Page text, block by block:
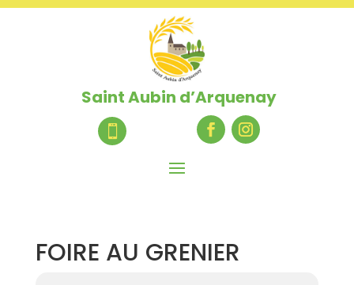
Saint Aubin d’Arquenay

FOIRE AU GRENIER